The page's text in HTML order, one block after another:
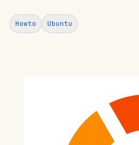
Howto Ubuntu